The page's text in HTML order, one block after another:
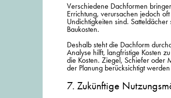
Verschiedene Dachformen
Errichtung, verursachen jedoch
Undichtigkeiten sind.
Baukosten.
Deshalb steht die Dachform
Analyse hilft, langfristige Kosten
die Kosten. Ziegel, Schiefer oder
der Planung berücksichtigt
7. Zukünftige